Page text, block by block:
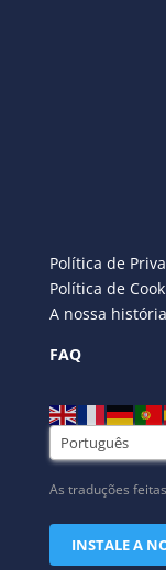
Política de
Política de
A nossa história
FAQ
As traduções
INSTALE A